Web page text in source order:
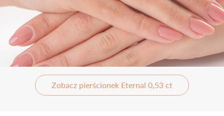
Zobacz pierścionek Eternal 0,53 ct